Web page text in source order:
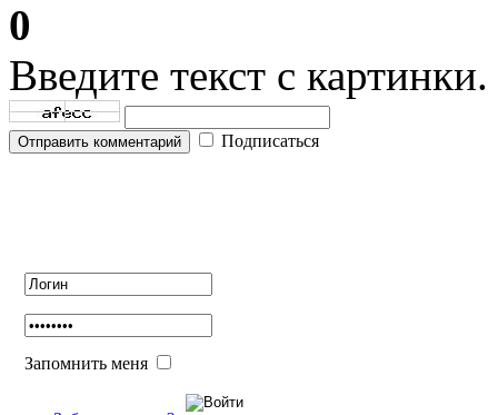
0
Введите текст с
Отправить комментарий Подписаться
Запомнить меня